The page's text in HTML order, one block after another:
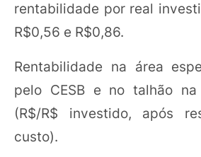
rentabilidade por real
R$0,56 e R$0,86.
Rentabilidade na área
pelo CESB e no talhão
(R$/R$ investido, após
custo).